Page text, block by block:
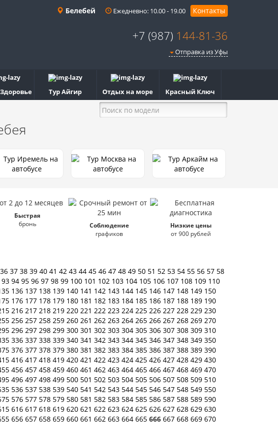
Белебей Ежедневно: 10.00 - 19.00 Контакты
+7 (987) 144-81-36
Отправка из Уфы
Тур Айгир Отдых на море Красный Ключ
Быстрая
бронь
Соблюдение
графиков
Низкие цены
от 900 рублей
36 37 38 39 40 41 42 43 44 45 46 47 48 49 50 51 52 53 54 55 56 57 58
93 94 95 96 97 98 99 100 101 102 103 104 105 106 107 108 109 110
136 137 138 139 140 141 142 143 144 145 146 147 148 149 150
176 177 178 179 180 181 182 183 184 185 186 187 188 189 190
216 217 218 219 220 221 222 223 224 225 226 227 228 229 230
256 257 258 259 260 261 262 263 264 265 266 267 268 269 270
296 297 298 299 300 301 302 303 304 305 306 307 308 309 310
336 337 338 339 340 341 342 343 344 345 346 347 348 349 350
376 377 378 379 380 381 382 383 384 385 386 387 388 389 390
416 417 418 419 420 421 422 423 424 425 426 427 428 429 430
456 457 458 459 460 461 462 463 464 465 466 467 468 469 470
496 497 498 499 500 501 502 503 504 505 506 507 508 509 510
536 537 538 539 540 541 542 543 544 545 546 547 548 549 550
576 577 578 579 580 581 582 583 584 585 586 587 588 589 590
616 617 618 619 620 621 622 623 624 625 626 627 628 629 630
656 657 658 659 660 661 662 663 664 665 666 667 668 669 670